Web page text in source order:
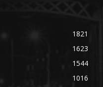
1821
1623
1544
1016